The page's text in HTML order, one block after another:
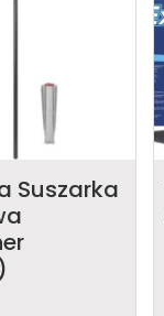
Suszarka